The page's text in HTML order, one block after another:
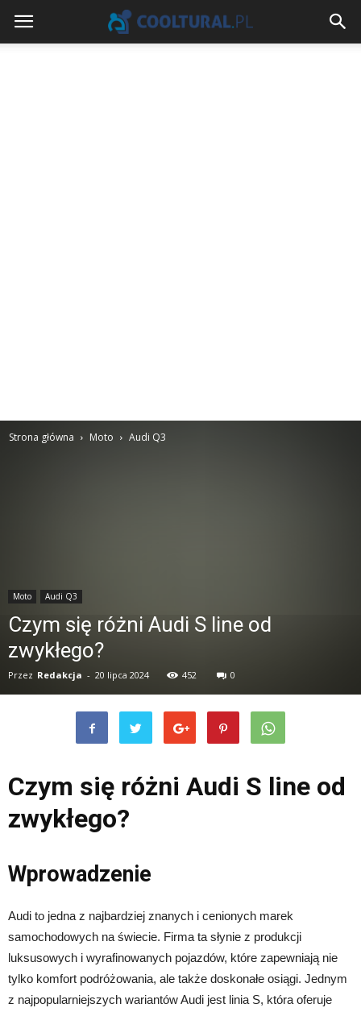
Strona główna Moto Audi Q3
Moto Audi Q3
Czym się różni Audi S line od
zwykłego?
Przez Redakcja - 20 lipca 2024 452 0
Czym się różni Audi S line od
zwykłego?
Wprowadzenie
Audi to jedna z najbardziej znanych i cenionych marek
samochodowych na świecie. Firma ta słynie z produkcji
luksusowych i wyrafinowanych pojazdów, które zapewniają nie
tylko komfort podróżowania, ale także doskonałe osiągi. Jednym
z najpopularniejszych wariantów Audi jest linia S, która oferuje